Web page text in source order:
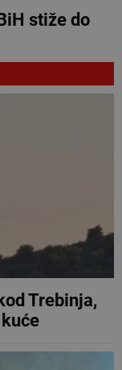
stiže do
Trebinja,